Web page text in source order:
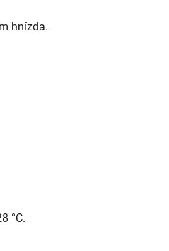
hnízda.
°C.